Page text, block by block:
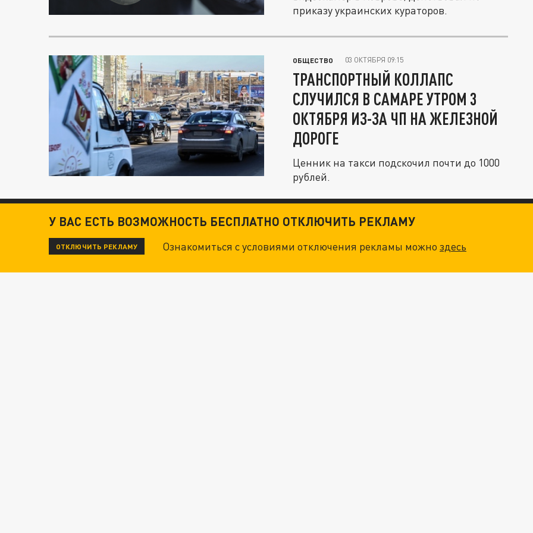
приказу украинских кураторов.
ОБЩЕСТВО 03 ОКТЯБРЯ 09:15
ТРАНСПОРТНЫЙ КОЛЛАПС
СЛУЧИЛСЯ В САМАРЕ УТРОМ 3
ОКТЯБРЯ ИЗ-ЗА ЧП НА ЖЕЛЕЗНОЙ
ДОРОГЕ
Ценник на такси подскочил почти до 1000
рублей.
У ВАС ЕСТЬ ВОЗМОЖНОСТЬ БЕСПЛАТНО ОТКЛЮЧИТЬ РЕКЛАМУ
ОТКЛЮЧИТЬ РЕКЛАМУ Ознакомиться с условиями отключения рекламы можноздесь